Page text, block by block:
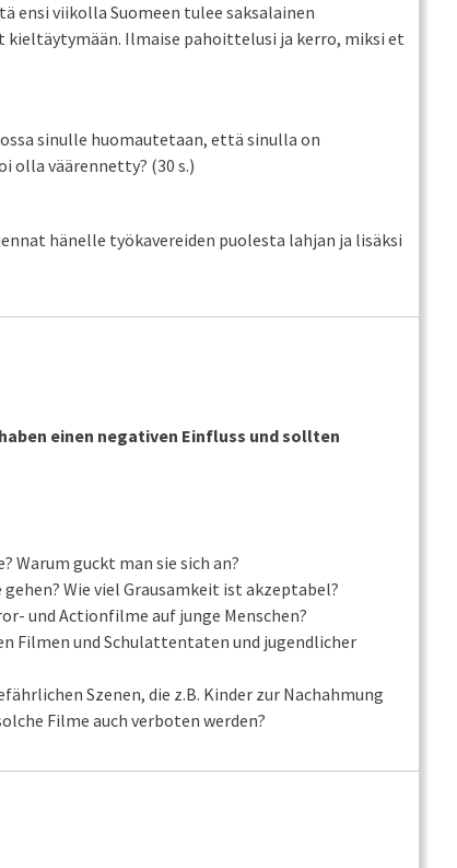
ensi viikolla Suomeen tulee saksalainen
kieltäytymään. Ilmaise pahoittelusi ja kerro, miksi et
sinulle huomautetaan, että sinulla on
olla väärennetty? (30 s.)
hänelle työkavereiden puolesta lahjan ja lisäksi
einen negativen Einfluss und sollten
Warum guckt man sie sich an?
Wie viel Grausamkeit ist akzeptabel?
und Actionfilme auf junge Menschen?
Filmen und Schulattentaten und jugendlicher
Szenen, die z.B. Kinder zur Nachahmung
Filme auch verboten werden?